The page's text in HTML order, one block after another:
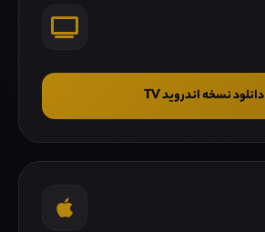
دانلود نسخه اندروید TV